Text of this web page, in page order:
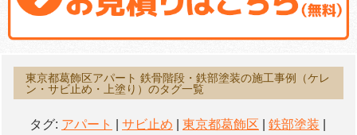
東京都葛飾区アパート 鉄骨階段・鉄部塗装の施工事例（ケレ
ン・サビ止め・上塗り）のタグ一覧
タグ: アパート サビ止め 東京都葛飾区 鉄部塗装